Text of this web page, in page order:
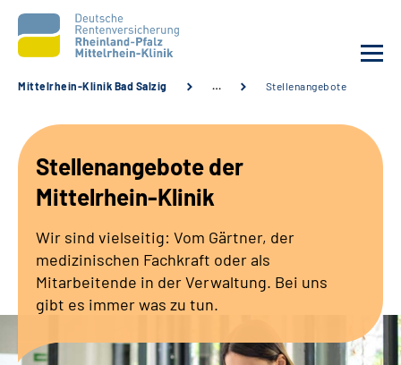
Unsere Angebote
Karriere
Zuweisende &
Mittelrhein-Klinik Bad Salzig … Stellenangebote
Stellenangebote der
Mittelrhein-Klinik
Wir sind vielseitig: Vom Gärtner, der
medizinischen Fachkraft oder als
Mitarbeitende in der Verwaltung. Bei uns
gibt es immer was zu tun.